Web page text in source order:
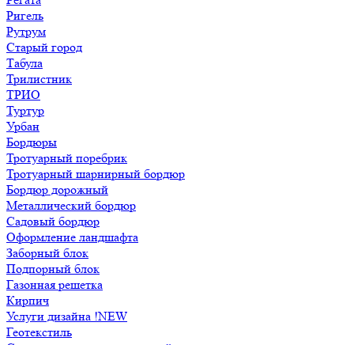
Ригель
Рутрум
Старый город
Табула
Трилистник
ТРИО
Туртур
Урбан
Бордюры
Тротуарный поребрик
Тротуарный шарнирный бордюр
Бордюр дорожный
Металлический бордюр
Садовый бордюр
Оформление ландшафта
Заборный блок
Подпорный блок
Газонная решетка
Кирпич
Услуги дизайна !NEW
Геотекстиль